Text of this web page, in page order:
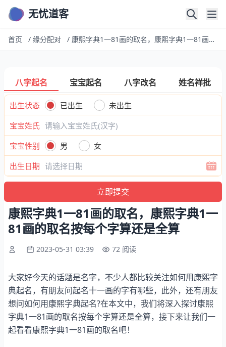
无忧道客
首页 / 缘分配对 / 康熙字典1一81画的取名，康熙字典1一81画的取名按每个字算还是全算
八字起名 宝宝起名 八字改名 姓名祥批
出生状态 已出生
未出生
宝宝姓氏
宝宝性别
男
女
出生日期
康熙字典1一81画的取名，康熙字典1一
81画的取名按每个字算还是全算
2023-05-31 03:39 72 阅读
大家好今天的话题是名字，不少人都比较关注如何用康熙字
典起名，有朋友问起名十一画的字有哪些，此外，还有朋友
想问如何用康熙字典起名?在本文中，我们将深入探讨康熙
字典1一81画的取名按每个字算还是全算，接下来让我们一
起看看康熙字典1一81画的取名吧！